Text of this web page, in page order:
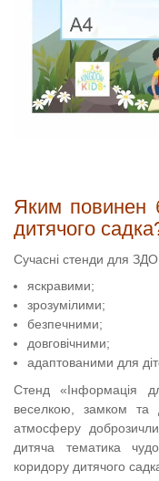
Яким повинен
дитячого
Сучасні стенди для ЗДО
яскравими;
зрозумілими;
безпечними;
довговічними;
адаптованими для
Стенд «Інформація
веселкою, замком та
атмосферу
дитяча тематика
коридору дитячого